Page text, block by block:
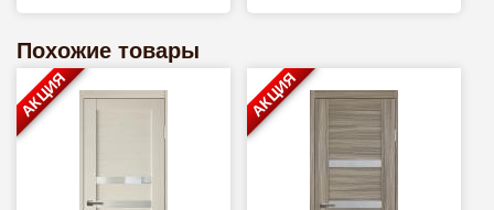
Похожие товары
АКЦИЯ АКЦИЯ